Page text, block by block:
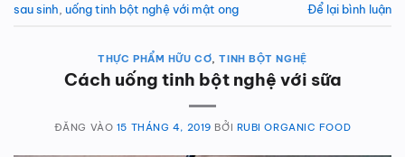
sau sinh uống tinh bột nghệ với mật ong Để lại bình luận
THỰC PHẨM HỮU CƠ ,TINH BỘT NGHỆ
Cách uống tinh bột nghệ với sữa
ĐĂNG VÀO 15 THÁNG 4, 2019 BỞI RUBI ORGANIC FOOD